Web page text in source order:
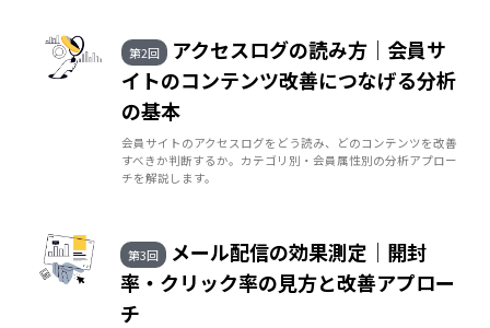
第2回
アクセスログの読み方｜会員サ
イトのコンテンツ改善につなげる分析
の基本
会員サイトのアクセスログをどう読み、どのコンテンツを改善
すべきか判断するか。カテゴリ別・会員属性別の分析アプロー
チを解説します。
第3回
メール配信の効果測定｜開封
率・クリック率の見方と改善アプロー
チ